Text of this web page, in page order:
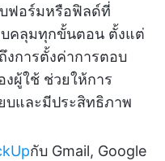
บฟอร์มหรือฟิลด์ที่
บคลุมทุกขั้นตอน ตั้งแต่
งการตั้งค่าการตอบ
ผู้ใช้ ช่วยให้การ
บและมีประสิทธิภาพ
กับ Gmail, Google